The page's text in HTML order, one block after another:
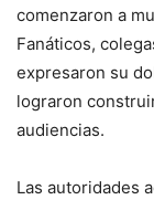
comenzaron a
Fanáticos,
expresaron su
lograron
audiencias.
Las autoridades